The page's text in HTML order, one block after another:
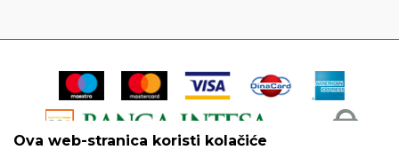
Ova web-stranica koristi kolačiće